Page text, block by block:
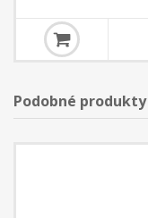
Podobné produkty